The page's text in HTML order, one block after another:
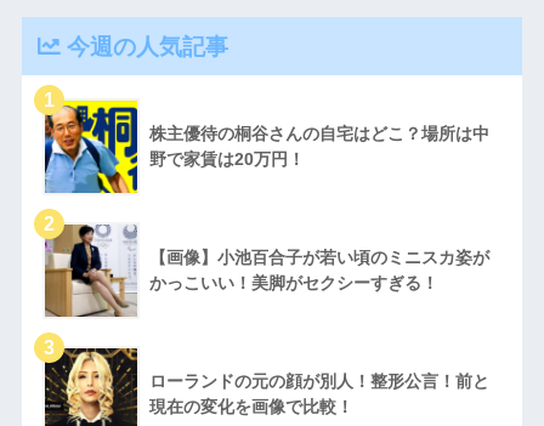
今週の人気記事
株主優待の桐谷さんの自宅はどこ？場所は中
野で家賃は20万円！
【画像】小池百合子が若い頃のミニスカ姿が
かっこいい！美脚がセクシーすぎる！
ローランドの元の顔が別人！整形公言！前と
現在の変化を画像で比較！